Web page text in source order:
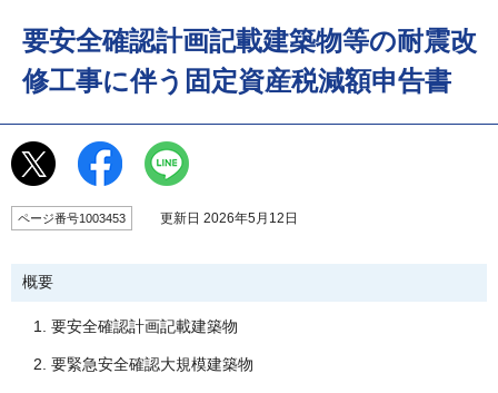
要安全確認計画記載建築物等の耐震改
修工事に伴う固定資産税減額申告書
ページ番号1003453 更新日 2026年5月12日
概要
要安全確認計画記載建築物
要緊急安全確認大規模建築物